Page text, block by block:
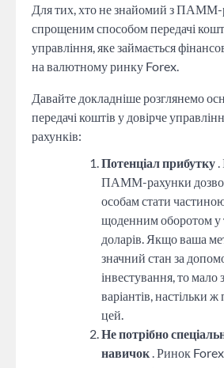
Для тих, хто не знайомий з ПАММ-
спрощеним способом передачі
управління, яке займається
на валютному ринку Forex.
Давайте докладніше розглянемо
передачі коштів у довірче
рахунків:
Потенціал прибутку
ПАММ-рахунки
особам стати
щоденним оборотом у
доларів. Якщо ваша
значний стан за
інвестування, то мало
варіантів, настільки
цей.
Не потрібно
навичок . Ринок